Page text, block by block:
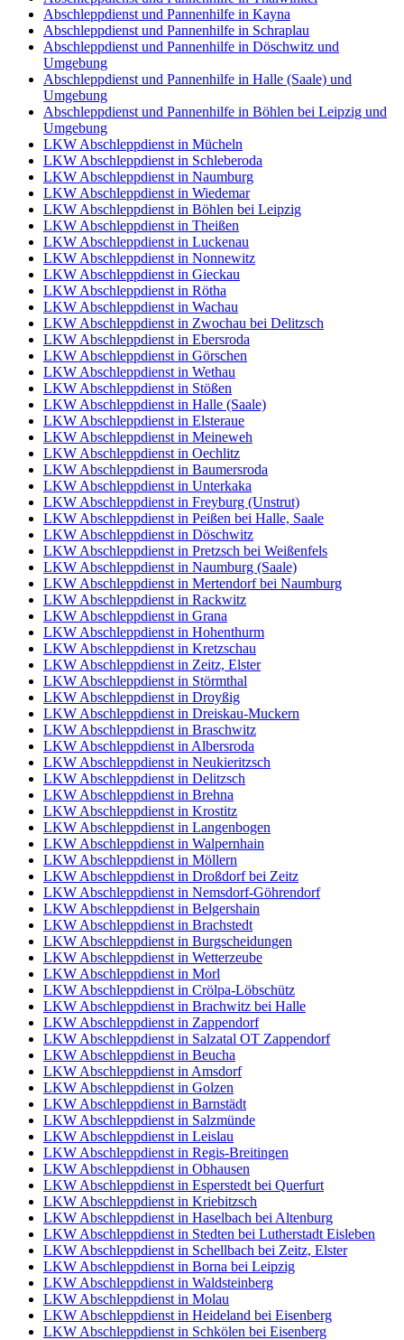
Abschleppdienst und Pannenhilfe in Kayna
Abschleppdienst und Pannenhilfe in Schraplau
Abschleppdienst und Pannenhilfe in Döschwitz und
Umgebung
Abschleppdienst und Pannenhilfe in Halle (Saale) und
Umgebung
Abschleppdienst und Pannenhilfe in Böhlen bei Leipzig und
Umgebung
LKW Abschleppdienst in Mücheln
LKW Abschleppdienst in Schleberoda
LKW Abschleppdienst in Naumburg
LKW Abschleppdienst in Wiedemar
LKW Abschleppdienst in Böhlen bei Leipzig
LKW Abschleppdienst in Theißen
LKW Abschleppdienst in Luckenau
LKW Abschleppdienst in Nonnewitz
LKW Abschleppdienst in Gieckau
LKW Abschleppdienst in Rötha
LKW Abschleppdienst in Wachau
LKW Abschleppdienst in Zwochau bei Delitzsch
LKW Abschleppdienst in Ebersroda
LKW Abschleppdienst in Görschen
LKW Abschleppdienst in Wethau
LKW Abschleppdienst in Stößen
LKW Abschleppdienst in Halle (Saale)
LKW Abschleppdienst in Elsteraue
LKW Abschleppdienst in Meineweh
LKW Abschleppdienst in Oechlitz
LKW Abschleppdienst in Baumersroda
LKW Abschleppdienst in Unterkaka
LKW Abschleppdienst in Freyburg (Unstrut)
LKW Abschleppdienst in Peißen bei Halle, Saale
LKW Abschleppdienst in Döschwitz
LKW Abschleppdienst in Pretzsch bei Weißenfels
LKW Abschleppdienst in Naumburg (Saale)
LKW Abschleppdienst in Mertendorf bei Naumburg
LKW Abschleppdienst in Rackwitz
LKW Abschleppdienst in Grana
LKW Abschleppdienst in Hohenthurm
LKW Abschleppdienst in Kretzschau
LKW Abschleppdienst in Zeitz, Elster
LKW Abschleppdienst in Störmthal
LKW Abschleppdienst in Droyßig
LKW Abschleppdienst in Dreiskau-Muckern
LKW Abschleppdienst in Braschwitz
LKW Abschleppdienst in Albersroda
LKW Abschleppdienst in Neukieritzsch
LKW Abschleppdienst in Delitzsch
LKW Abschleppdienst in Brehna
LKW Abschleppdienst in Krostitz
LKW Abschleppdienst in Langenbogen
LKW Abschleppdienst in Walpernhain
LKW Abschleppdienst in Möllern
LKW Abschleppdienst in Droßdorf bei Zeitz
LKW Abschleppdienst in Nemsdorf-Göhrendorf
LKW Abschleppdienst in Belgershain
LKW Abschleppdienst in Brachstedt
LKW Abschleppdienst in Burgscheidungen
LKW Abschleppdienst in Wetterzeube
LKW Abschleppdienst in Morl
LKW Abschleppdienst in Crölpa-Löbschütz
LKW Abschleppdienst in Brachwitz bei Halle
LKW Abschleppdienst in Zappendorf
LKW Abschleppdienst in Salzatal OT Zappendorf
LKW Abschleppdienst in Beucha
LKW Abschleppdienst in Amsdorf
LKW Abschleppdienst in Golzen
LKW Abschleppdienst in Barnstädt
LKW Abschleppdienst in Salzmünde
LKW Abschleppdienst in Leislau
LKW Abschleppdienst in Regis-Breitingen
LKW Abschleppdienst in Obhausen
LKW Abschleppdienst in Esperstedt bei Querfurt
LKW Abschleppdienst in Kriebitzsch
LKW Abschleppdienst in Haselbach bei Altenburg
LKW Abschleppdienst in Stedten bei Lutherstadt Eisleben
LKW Abschleppdienst in Schellbach bei Zeitz, Elster
LKW Abschleppdienst in Borna bei Leipzig
LKW Abschleppdienst in Waldsteinberg
LKW Abschleppdienst in Molau
LKW Abschleppdienst in Heideland bei Eisenberg
LKW Abschleppdienst in Schkölen bei Eisenberg